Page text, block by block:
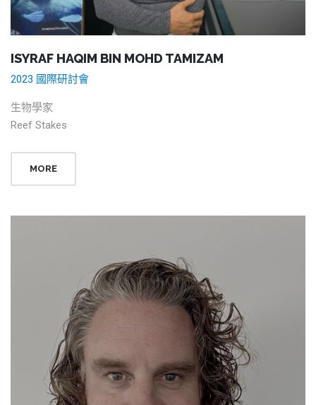
ISYRAF HAQIM BIN MOHD TAMIZAM
2023 國際研討會
生物學家
Reef Stakes
MORE